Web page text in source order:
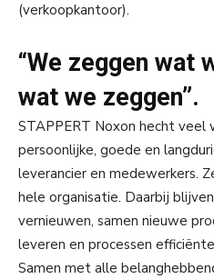
(verkoopkantoor).
“We zeggen wat
wat we zeggen”.
STAPPERT Noxon hecht veel
persoonlijke, goede en
leverancier en medewerkers.
hele organisatie. Daarbij
vernieuwen, samen nieuwe
leveren en processen
Samen met alle